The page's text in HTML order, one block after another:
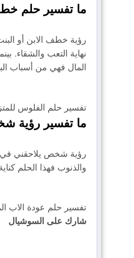
ما تفسير حلم
رؤية خطف الابن أو
نهاية التعب والشقاء.
المال فهي من أسباب
تفسير حلم الفلوس
ما تفسير رؤية
رؤية شخص يلاحقني في
والذنوب فهذا الحلم
تفسير حلم عودة الاب
شارك على السوشيال